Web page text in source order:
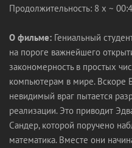
Продолжительность: 8 x ~
О фильме: Гениальный
на пороге важнейшего
закономерность в простых
компьютерам в мире. Вскоре
невидимый враг пытается
реализации. Это приводит
Сандер, которой поручено
математика. Вместе они